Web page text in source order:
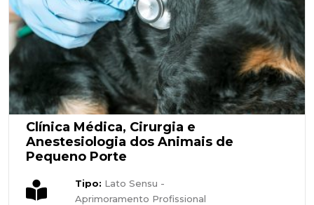
Clínica Médica, Cirurgia e
Anestesiologia dos Animais de
Pequeno Porte
Tipo: Lato Sensu -
Aprimoramento Profissional